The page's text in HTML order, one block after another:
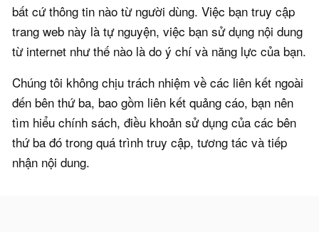
bất cứ thông tin nào từ người dùng. Việc bạn truy cập
trang web này là tự nguyện, việc bạn sử dụng nội dung
từ internet như thế nào là do ý chí và năng lực của bạn.
Chúng tôi không chịu trách nhiệm về các liên kết ngoài
đến bên thứ ba, bao gồm liên kết quảng cáo, bạn nên
tìm hiểu chính sách, điều khoản sử dụng của các bên
thứ ba đó trong quá trình truy cập, tương tác và tiếp
nhận nội dung.